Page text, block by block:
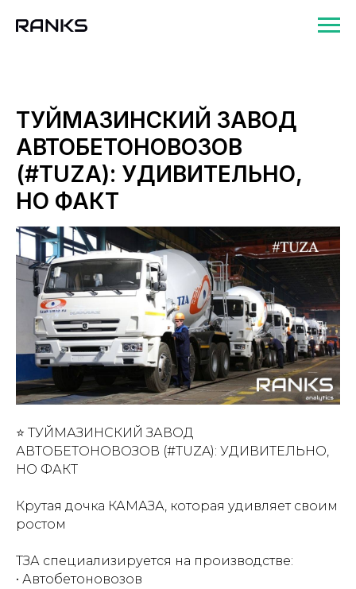
ТУЙМАЗИНСКИЙ ЗАВОД
АВТОБЕТОНОВОЗОВ
(#TUZA): УДИВИТЕЛЬНО,
НО ФАКТ
⭐️ ТУЙМАЗИНСКИЙ ЗАВОД
АВТОБЕТОНОВОЗОВ (#TUZA): УДИВИТЕЛЬНО,
НО ФАКТ
Крутая дочка КАМАЗА, которая удивляет своим
ростом
ТЗА специализируется на производстве:
• Автобетоновозов